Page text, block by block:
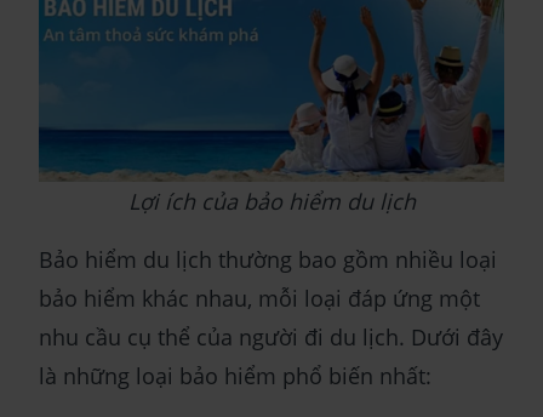
Lợi ích của bảo hiểm du lịch
Bảo hiểm du lịch thường bao gồm nhiều loại
bảo hiểm khác nhau, mỗi loại đáp ứng một
nhu cầu cụ thể của người đi du lịch. Dưới đây
là những loại bảo hiểm phổ biến nhất: